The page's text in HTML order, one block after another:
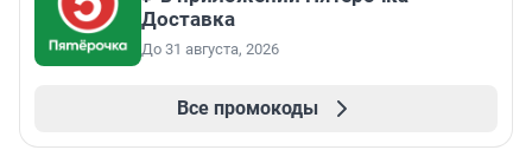
Доставка
До 31 августа, 2026
Все промокоды